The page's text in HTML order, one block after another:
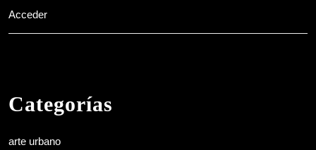
Acceder
Categorías
arte urbano